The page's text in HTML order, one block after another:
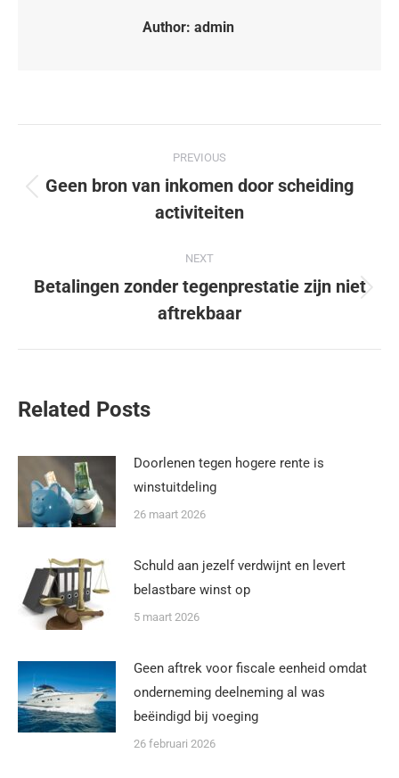
Author: admin
PREVIOUS
Geen bron van inkomen door scheiding
activiteiten
NEXT
Betalingen zonder tegenprestatie zijn niet
aftrekbaar
Related Posts
Doorlenen tegen hogere rente is
winstuitdeling
26 maart 2026
Schuld aan jezelf verdwijnt en levert
belastbare winst op
5 maart 2026
Geen aftrek voor fiscale eenheid omdat
onderneming deelneming al was
beëindigd bij voeging
26 februari 2026